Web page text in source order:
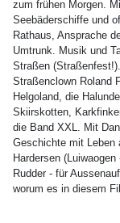
zum frühen Morgen.
Seebäderschiffe und
Rathaus, Ansprache
Umtrunk. Musik und
Straßen
Straßenclown Roland
Helgoland, die
Skiirskotten,
die Band XXL. Mit
Geschichte mit Leben
Hardersen
Rudder - für
worum es in diesem